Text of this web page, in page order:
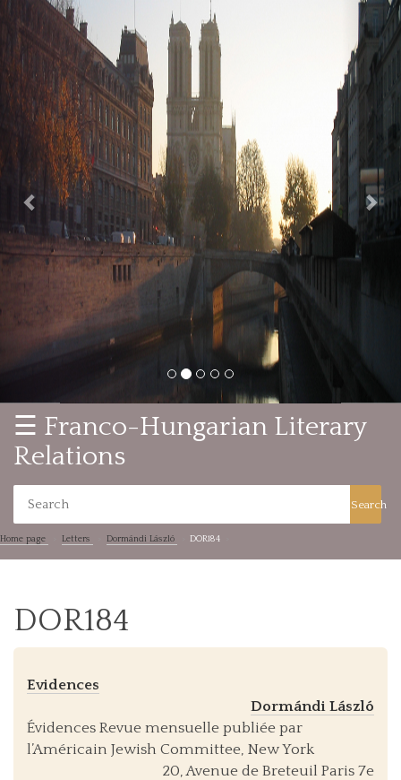
Previous
☰ Franco-Hungarian Literary
Relations
Search
Home page Letters Dormándi László DOR184
DOR184
Evidences
Dormándi László
Évidences Revue mensuelle publiée par
l’Américain Jewish Committee, New York
20, Avenue de Breteuil Paris 7e